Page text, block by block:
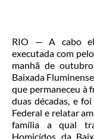
RIO — A cabo
executada com
manhã de
Baixada
que permaneceu à
duas décadas, e
Federal e relatar
família a qual
Homicídos da